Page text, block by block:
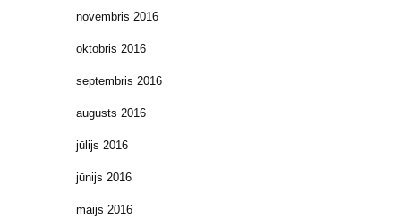
novembris 2016
oktobris 2016
septembris 2016
augusts 2016
jūlijs 2016
jūnijs 2016
maijs 2016